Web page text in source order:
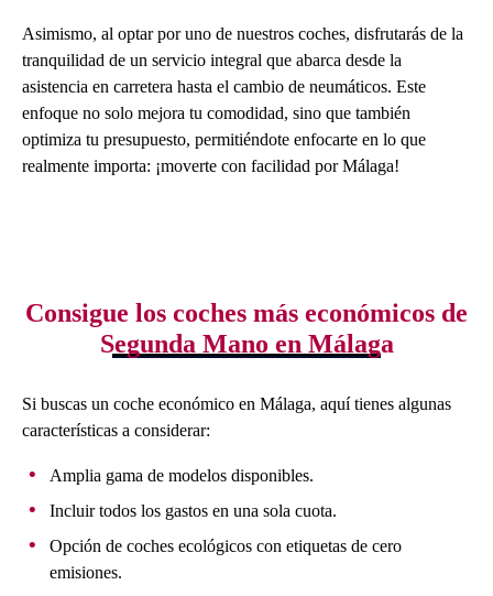
Asimismo, al optar por uno de nuestros coches, disfrutarás de la
tranquilidad de un servicio integral que abarca desde la
asistencia en carretera hasta el cambio de neumáticos. Este
enfoque no solo mejora tu comodidad, sino que también
optimiza tu presupuesto, permitiéndote enfocarte en lo que
realmente importa: ¡moverte con facilidad por Málaga!
Consigue los coches más económicos de
Segunda Mano en Málaga
Si buscas un coche económico en Málaga, aquí tienes algunas
características a considerar:
Amplia gama de modelos disponibles.
Incluir todos los gastos en una sola cuota.
Opción de coches ecológicos con etiquetas de cero
emisiones.